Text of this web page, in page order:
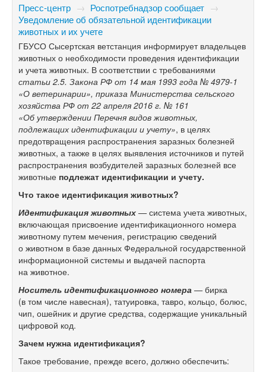
Пресс-центр → Роспотребнадзор сообщает →
Уведомление об обязательной идентификации
животных и их учете
ГБУСО Сысертская ветстанция информирует владельцев
животных о необходимости проведения идентификации
и учета животных. В соответствии с требованиями
статьи 2.5. Закона РФ от 14 мая 1993 года № 4979-1
«О ветеринарии», приказа Министерства сельского
хозяйства РФ от 22 апреля 2016 г. № 161
«Об утверждении Перечня видов животных,
подлежащих идентификации и учету», в целях
предотвращения распространения заразных болезней
животных, а также в целях выявления источников и путей
распространения возбудителей заразных болезней все
животные подлежат идентификации и учету.
Что такое идентификация животных?
Идентификация животных —система учета животных,
включающая присвоение идентификационного номера
животному путем мечения, регистрацию сведений
о животном в базе данных Федеральной государственной
информационной системы и выдачей паспорта
на животное.
Носитель идентификационного номера —бирка
(в том числе навесная), татуировка, тавро, кольцо, болюс,
чип, ошейник и другие средства, содержащие уникальный
цифровой код.
Зачем нужна идентификация?
Такое требование, прежде всего, должно обеспечить: